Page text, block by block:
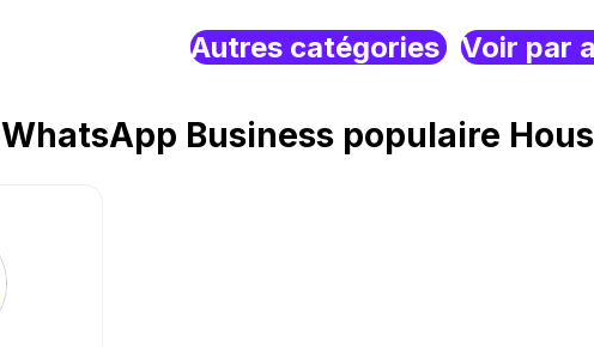
Autres catégories Voir par
WhatsApp Business populaire